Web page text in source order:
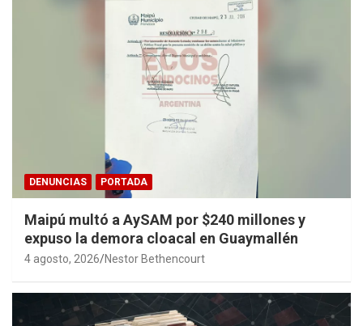
DENUNCIAS PORTADA
Maipú multó a AySAM por $240 millones y
expuso la demora cloacal en Guaymallén
4 agosto, 2026 Nestor Bethencourt